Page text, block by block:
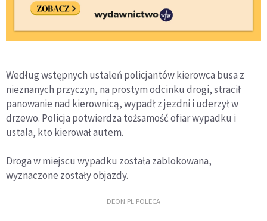
Według wstępnych ustaleń policjantów kierowca busa z
nieznanych przyczyn, na prostym odcinku drogi, stracił
panowanie nad kierownicą, wypadł z jezdni i uderzył w
drzewo. Policja potwierdza tożsamość ofiar wypadku i
ustala, kto kierował autem.
Droga w miejscu wypadku została zablokowana,
wyznaczone zostały objazdy.
DEON.PL POLECA